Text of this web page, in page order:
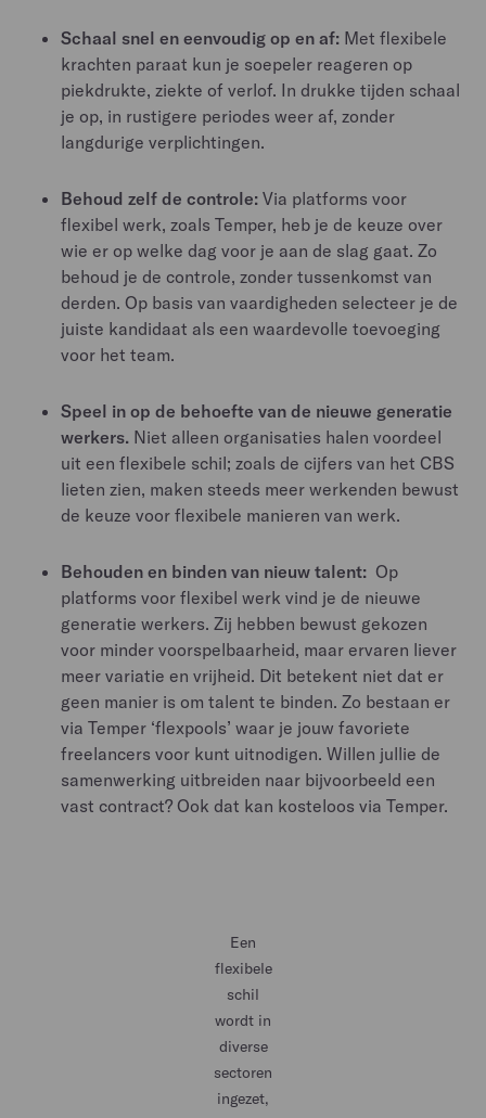
Schaal snel en eenvoudig op en af: Met flexibele
krachten paraat kun je soepeler reageren op
piekdrukte, ziekte of verlof. In drukke tijden schaal
je op, in rustigere periodes weer af, zonder
langdurige verplichtingen.
Behoud zelf de controle: Via platforms voor
flexibel werk, zoals Temper, heb je de keuze over
wie er op welke dag voor je aan de slag gaat. Zo
behoud je de controle, zonder tussenkomst van
derden. Op basis van vaardigheden selecteer je de
juiste kandidaat als een waardevolle toevoeging
voor het team.
Speel in op de behoefte van de nieuwe generatie
werkers. Niet alleen organisaties halen voordeel
uit een flexibele schil; zoals de cijfers van het CBS
lieten zien, maken steeds meer werkenden bewust
de keuze voor flexibele manieren van werk.
Behouden en binden van nieuw talent: Op
platforms voor flexibel werk vind je de nieuwe
generatie werkers. Zij hebben bewust gekozen
voor minder voorspelbaarheid, maar ervaren liever
meer variatie en vrijheid. Dit betekent niet dat er
geen manier is om talent te binden. Zo bestaan er
via Temper ‘flexpools’ waar je jouw favoriete
freelancers voor kunt uitnodigen. Willen jullie de
samenwerking uitbreiden naar bijvoorbeeld een
vast contract? Ook dat kan kosteloos via Temper.
Een
flexibele
schil
wordt in
diverse
sectoren
ingezet,